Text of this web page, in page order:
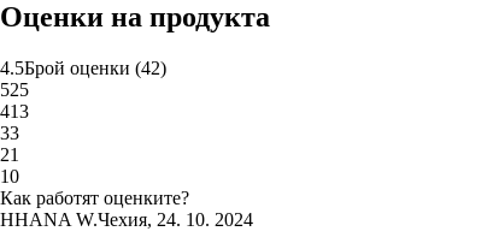
Оценки на продукта
4.5Брой оценки (42)
525
413
33
21
10
Как работят оценките?
HHANA W.Чехия, 24. 10. 2024